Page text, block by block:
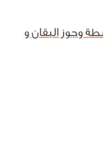
وجوز البقان و